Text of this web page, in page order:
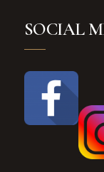
SOCIAL